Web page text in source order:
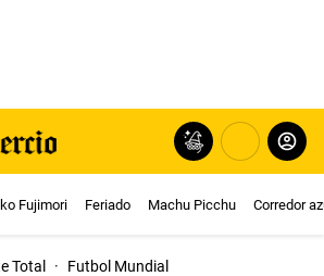
Fujimori Feriado Machu Picchu Corredor
Total · Futbol Mundial